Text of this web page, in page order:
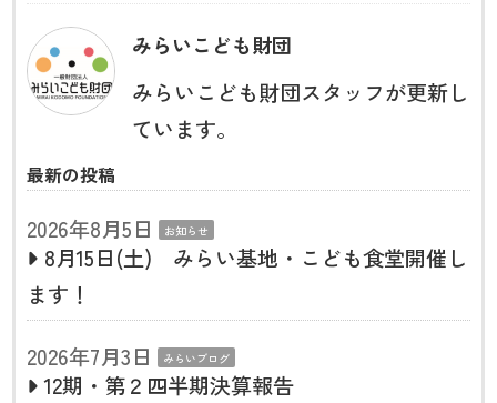
みらいこども財団
みらいこども財団スタッフが更新し
ています。
最新の投稿
2026年8月5日 お知らせ
8月15日(土) みらい基地・こども食堂開催し
ます！
2026年7月3日
みらいブログ
12期・第２四半期決算報告